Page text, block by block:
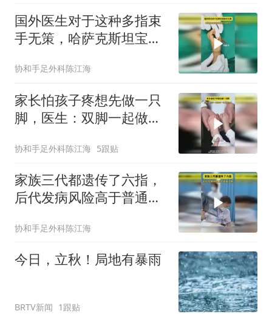
国外医生对于这种多指束
手无策，哈萨克斯坦宝宝
协和手足外科陈江海
家长怕孩子疼想先做一只
脚，医生：双脚一起做疼
协和手足外科陈江海 5跟贴
家族三代都遗传了六指，
后代发病风险高于普通人
协和手足外科陈江海
今日，立秋！局地有暴雨
BRTV新闻 1跟贴